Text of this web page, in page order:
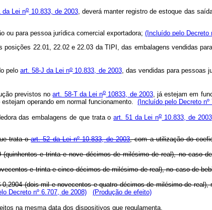
da Lei no10.833, de 2003, deverá manter registro de estoque das
ou para pessoa jurídica comercial exportadora; (Incluído pelo Decreto
22.01, 22.02 e 22.03 da TIPI, das embalagens vendidas
peloart. 58-J da Lei no10.833, de 2003, das vendidas para pessoas
previstos noart. 58-T da Lei no10833, de 2003, já estejam em
operando em normal funcionamento. (Incluído pelo Decreto nº
das embalagens de que trata oart. 51 da Lei no10.833, de 2003
trata oart. 52 da Lei nº 10.833, de 2003, com a utilização do
e trinta e nove décimos de milésimo de real), no caso
e trinta e cinco décimos de milésimo de real), no caso de
(dois mil e novecentos e quatro décimos de milésimo de
Decreto nº 6.707, de 2008) (Produção de efeito)
na mesma data dos dispositivos que regulamenta.